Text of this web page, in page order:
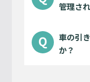
管理さ
車の引
か？